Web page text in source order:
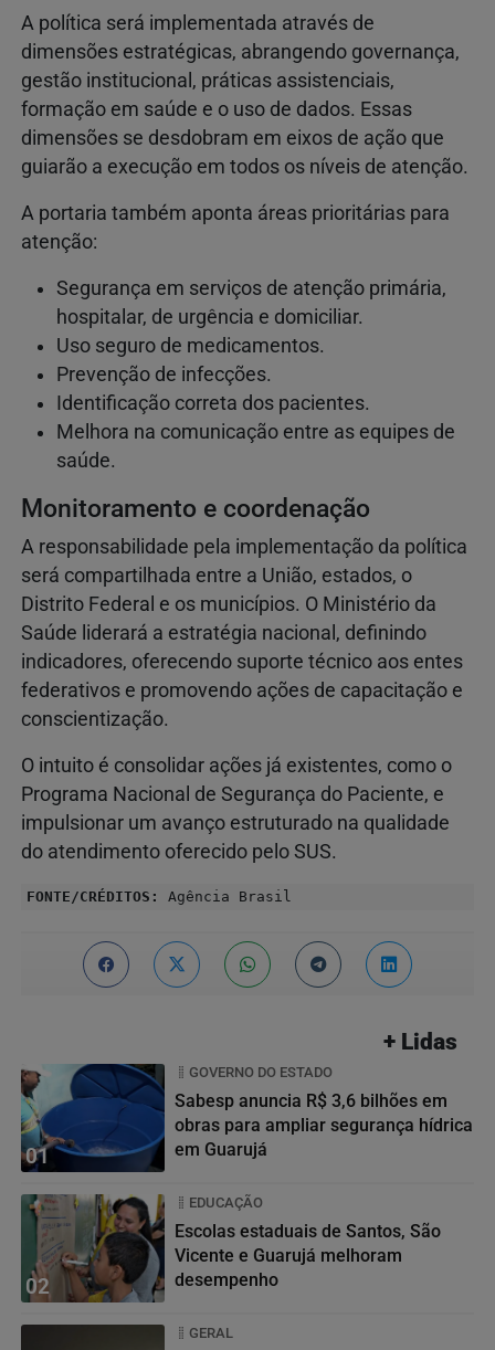
A política será implementada através de
dimensões estratégicas, abrangendo governança,
gestão institucional, práticas assistenciais,
formação em saúde e o uso de dados. Essas
dimensões se desdobram em eixos de ação que
guiarão a execução em todos os níveis de atenção.
A portaria também aponta áreas prioritárias para
atenção:
Segurança em serviços de atenção primária,
hospitalar, de urgência e domiciliar.
Uso seguro de medicamentos.
Prevenção de infecções.
Identificação correta dos pacientes.
Melhora na comunicação entre as equipes de
saúde.
Monitoramento e coordenação
A responsabilidade pela implementação da política
será compartilhada entre a União, estados, o
Distrito Federal e os municípios. O Ministério da
Saúde liderará a estratégia nacional, definindo
indicadores, oferecendo suporte técnico aos entes
federativos e promovendo ações de capacitação e
conscientização.
O intuito é consolidar ações já existentes, como o
Programa Nacional de Segurança do Paciente, e
impulsionar um avanço estruturado na qualidade
do atendimento oferecido pelo SUS.
FONTE/CRÉDITOS: Agência Brasil
+ Lidas
01
GOVERNO DO ESTADO
Sabesp anuncia R$ 3,6 bilhões em
obras para ampliar segurança hídrica
em Guarujá
02
EDUCAÇÃO
Escolas estaduais de Santos, São
Vicente e Guarujá melhoram
desempenho
GERAL